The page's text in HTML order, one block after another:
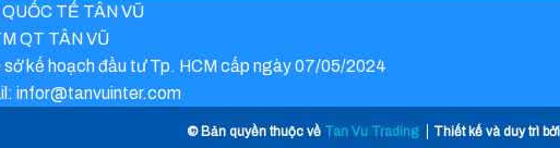
TẾ TÂN VŨ
QT TÂN VŨ
kế hoạch đầu tư Tp. HCM cấp ngày 07/05/2024
infor@tanvuinter.com
© Bản quyền thuộc về Tan Vu Trading Thiết kế và duy trì bởi